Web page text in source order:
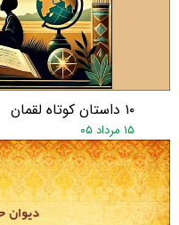
۱۰ داستان کوتاه لقمان
۱۵ مرداد ۰۵